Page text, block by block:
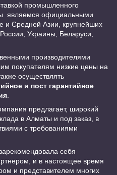
промышленного
являемся официальными
и Средней Азии, крупнейших
Украины, Беларуси,
производителями
покупателям низкие цены на
осуществлять
и пост гарантийное
предлагает, широкий
в Алматы и под заказ, в
с требованиями
зарекомендовала себя
и в настоящее время
и представителем многих